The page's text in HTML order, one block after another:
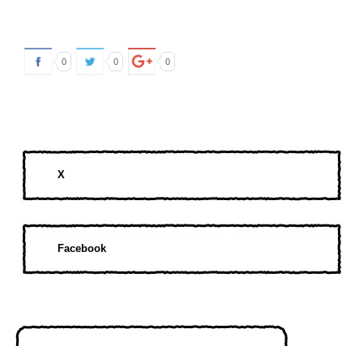
0 0 0
X
Facebook